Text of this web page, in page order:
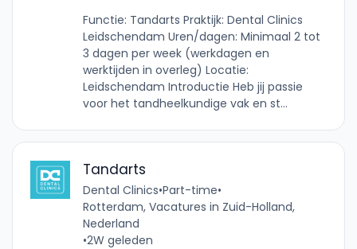
Functie: Tandarts Praktijk: Dental Clinics
Leidschendam Uren/dagen: Minimaal 2 tot
3 dagen per week (werkdagen en
werktijden in overleg) Locatie:
Leidschendam Introductie Heb jij passie
voor het tandheelkundige vak en st...
Tandarts
Dental Clinics•Part-time•
Rotterdam, Vacatures in Zuid-Holland,
Nederland
•2W geleden